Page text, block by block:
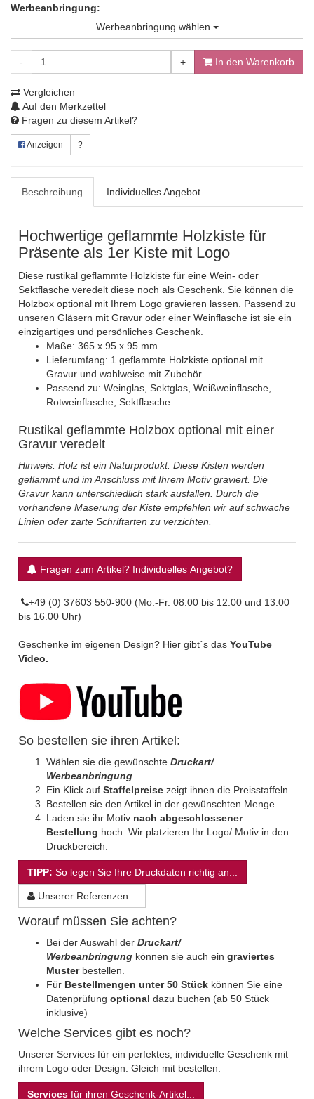
Werbeanbringung:
Werbeanbringung wählen
- + In den Warenkorb
Vergleichen
Auf den Merkzettel
Fragen zu diesem Artikel?
Anzeigen ?
Beschreibung Individuelles Angebot
Hochwertige geflammte Holzkiste für
Präsente als 1er Kiste mit Logo
Diese rustikal geflammte Holzkiste für eine Wein- oder
Sektflasche veredelt diese noch als Geschenk. Sie können die
Holzbox optional mit Ihrem Logo gravieren lassen. Passend zu
unseren Gläsern mit Gravur oder einer Weinflasche ist sie ein
einzigartiges und persönliches Geschenk.
Maße: 365 x 95 x 95 mm
Lieferumfang: 1 geflammte Holzkiste optional mit
Gravur und wahlweise mit Zubehör
Passend zu: Weinglas, Sektglas, Weißweinflasche,
Rotweinflasche, Sektflasche
Rustikal geflammte Holzbox optional mit einer
Gravur veredelt
Hinweis: Holz ist ein Naturprodukt. Diese Kisten werden
geflammt und im Anschluss mit Ihrem Motiv graviert. Die
Gravur kann unterschiedlich stark ausfallen. Durch die
vorhandene Maserung der Kiste empfehlen wir auf schwache
Linien oder zarte Schriftarten zu verzichten.
Fragen zum Artikel? Individuelles Angebot?
+49 (0) 37603 550-900 (Mo.-Fr. 08.00 bis 12.00 und 13.00
bis 16.00 Uhr)
Geschenke im eigenen Design? Hier gibt´s das YouTube
Video.
So bestellen sie ihren Artikel:
Wählen sie die gewünschte Druckart/
Werbeanbringung
Ein Klick auf Staffelpreise zeigt ihnen die Preisstaffeln.
Bestellen sie den Artikel in der gewünschten Menge.
Laden sie ihr Motiv nach abgeschlossener
Bestellung hoch. Wir platzieren Ihr Logo/ Motiv in den
Druckbereich.
TIPP: So legen Sie Ihre Druckdaten richtig an...
Unserer Referenzen...
Worauf müssen Sie achten?
Bei der Auswahl der Druckart/
Werbeanbringung können sie auch ein graviertes
Musterbestellen.
Für Bestellmengen unter 50 Stück können Sie eine
Datenprüfung optional dazu buchen (ab 50 Stück
inklusive)
Welche Services gibt es noch?
Unserer Services für ein perfektes, individuelle Geschenk mit
ihrem Logo oder Design. Gleich mit bestellen.
Services für ihren Geschenk-Artikel...